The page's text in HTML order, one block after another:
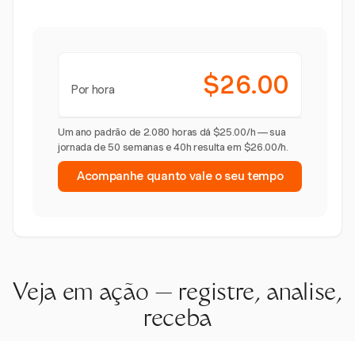
Por hora $26.00
Um ano padrão de 2.080 horas dá $25.00/h — sua
jornada de 50 semanas e 40h resulta em $26.00/h.
Acompanhe quanto vale o seu tempo
Veja em ação — registre, analise,
receba